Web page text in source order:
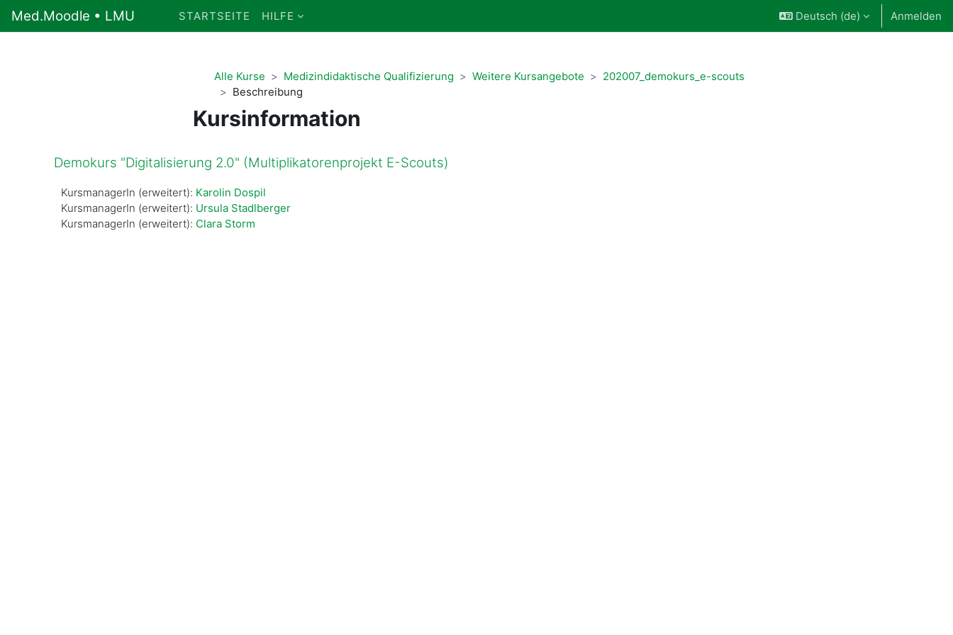
Med.Moodle • LMU STARTSEITE HILFE Deutsch ‎(de)‎ Anmelden
Alle Kurse Medizindidaktische Qualifizierung Weitere Kursangebote
202007_demokurs_e-scouts
Beschreibung
Kursinformation
Demokurs "Digitalisierung 2.0" (Multiplikatorenprojekt E-Scouts)
KursmanagerIn (erweitert): Karolin Dospil
KursmanagerIn (erweitert): Ursula Stadlberger
KursmanagerIn (erweitert): Clara Storm